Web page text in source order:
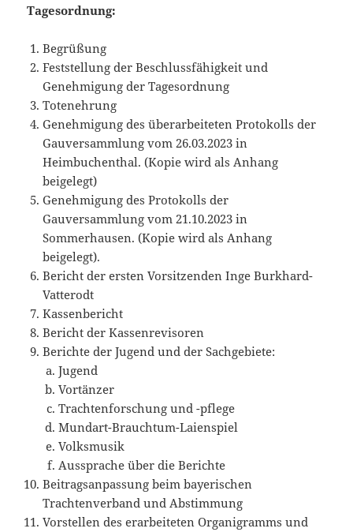
Tagesordnung:
Begrüßung
Feststellung der Beschlussfähigkeit und
Genehmigung der Tagesordnung
Totenehrung
Genehmigung des überarbeiteten Protokolls der
Gauversammlung vom 26.03.2023 in
Heimbuchenthal. (Kopie wird als Anhang
beigelegt)
Genehmigung des Protokolls der
Gauversammlung vom 21.10.2023 in
Sommerhausen. (Kopie wird als Anhang
beigelegt).
Bericht der ersten Vorsitzenden Inge Burkhard-
Vatterodt
Kassenbericht
Bericht der Kassenrevisoren
Berichte der Jugend und der Sachgebiete:
Jugend
Vortänzer
Trachtenforschung und -pflege
Mundart-Brauchtum-Laienspiel
Volksmusik
Aussprache über die Berichte
Beitragsanpassung beim bayerischen
Trachtenverband und Abstimmung
Vorstellen des erarbeiteten Organigramms und